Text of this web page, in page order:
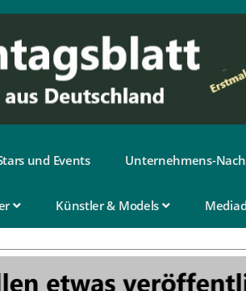
und Events Unternehmens-
Künstler & Models